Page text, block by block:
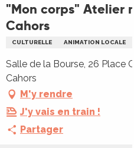
"Mon corps" Atelier
Cahors
CULTURELLE ANIMATION LOCALE
Salle de la Bourse, 26 Place
Cahors
M'y rendre
J'y vais en train !
Partager